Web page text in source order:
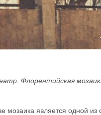
Флорентийская
мозаика является одной